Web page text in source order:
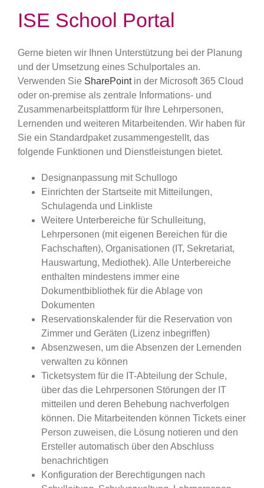
ISE School Portal
Gerne bieten wir Ihnen Unterstützung bei der Planung
und der Umsetzung eines Schulportales an.
Verwenden Sie SharePointin der Microsoft 365 Cloud
oder on-premise als zentrale Informations- und
Zusammenarbeitsplattform für Ihre Lehrpersonen,
Lernenden und weiteren Mitarbeitenden. Wir haben für
Sie ein Standardpaket zusammengestellt, das
folgende Funktionen und Dienstleistungen bietet.
Designanpassung mit Schullogo
Einrichten der Startseite mit Mitteilungen,
Schulagenda und Linkliste
Weitere Unterbereiche für Schulleitung,
Lehrpersonen (mit eigenen Bereichen für die
Fachschaften), Organisationen (IT, Sekretariat,
Hauswartung, Mediothek). Alle Unterbereiche
enthalten mindestens immer eine
Dokumentbibliothek für die Ablage von
Dokumenten
Reservationskalender für die Reservation von
Zimmer und Geräten (Lizenz inbegriffen)
Absenzwesen, um die Absenzen der Lernenden
verwalten zu können
Ticketsystem für die IT-Abteilung der Schule,
über das die Lehrpersonen Störungen der IT
mitteilen und deren Behebung nachverfolgen
können. Die Mitarbeitenden können Tickets einer
Person zuweisen, die Lösung notieren und den
Ersteller automatisch über den Abschluss
benachrichtigen
Konfiguration der Berechtigungen nach